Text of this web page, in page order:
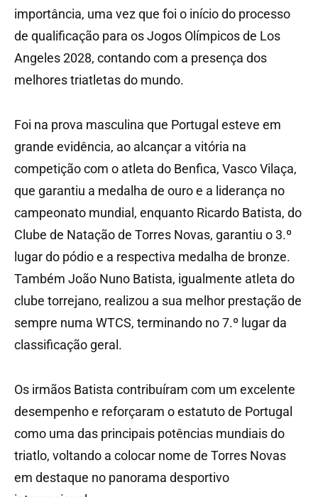
importância, uma vez que foi o início do processo
de qualificação para os Jogos Olímpicos de Los
Angeles 2028, contando com a presença dos
melhores triatletas do mundo.
Foi na prova masculina que Portugal esteve em
grande evidência, ao alcançar a vitória na
competição com o atleta do Benfica, Vasco Vilaça,
que garantiu a medalha de ouro e a liderança no
campeonato mundial, enquanto Ricardo Batista, do
Clube de Natação de Torres Novas, garantiu o 3.º
lugar do pódio e a respectiva medalha de bronze.
Também João Nuno Batista, igualmente atleta do
clube torrejano, realizou a sua melhor prestação de
sempre numa WTCS, terminando no 7.º lugar da
classificação geral.
Os irmãos Batista contribuíram com um excelente
desempenho e reforçaram o estatuto de Portugal
como uma das principais potências mundiais do
triatlo, voltando a colocar nome de Torres Novas
em destaque no panorama desportivo